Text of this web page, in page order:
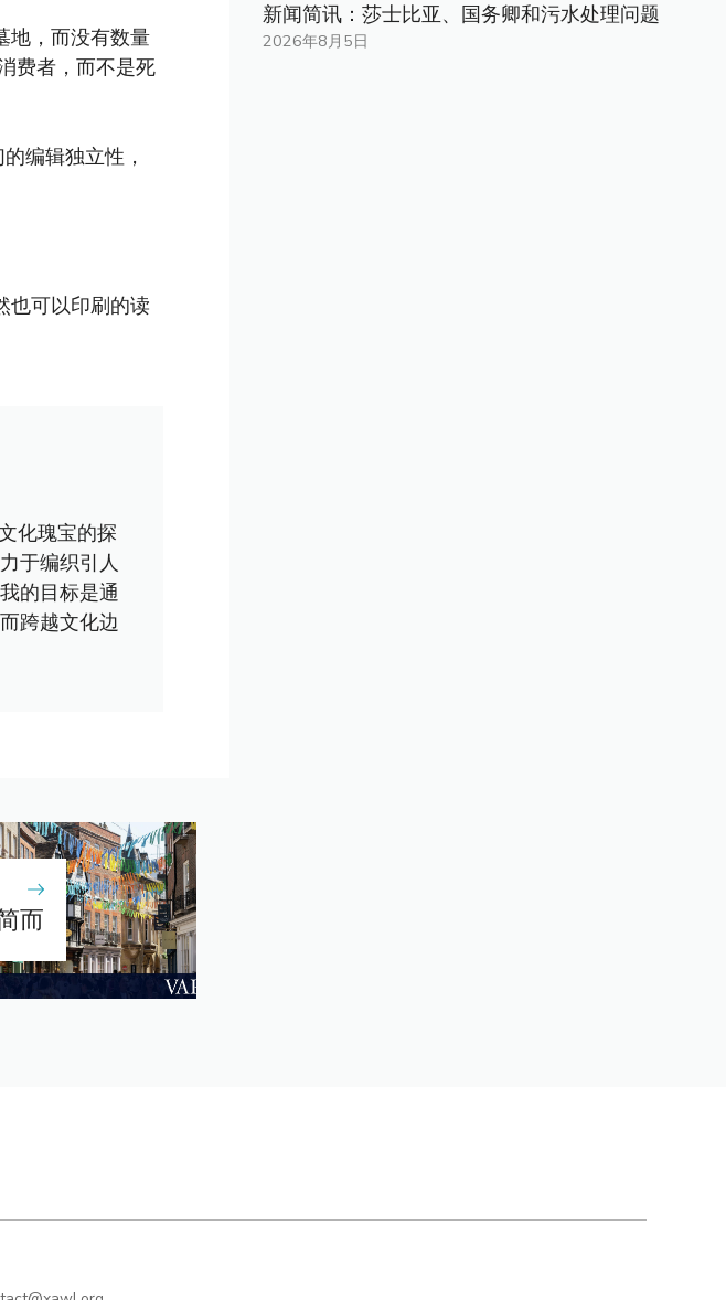
地，而没有数量
费者，而不是死
编辑独立性，
也可以印刷的读
化瑰宝的探
于编织引人
的目标是通
跨越文化边
而
新闻简讯：莎士比亚、国务卿和污水处理问题
2026年8月5日